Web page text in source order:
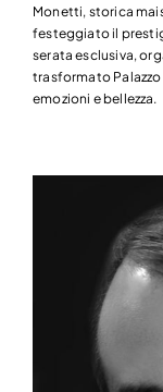
Monetti, storica
festeggiato il
serata esclusiva,
trasformato
emozioni e bellezza.